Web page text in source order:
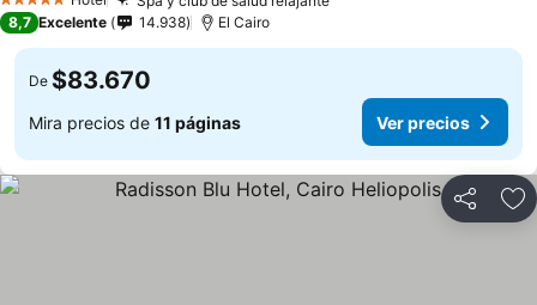
5 Estrellas
8,7 Excelente 14.938 El Cairo
De $83.670
Mira precios de 11 páginas Ver precios
Compartir